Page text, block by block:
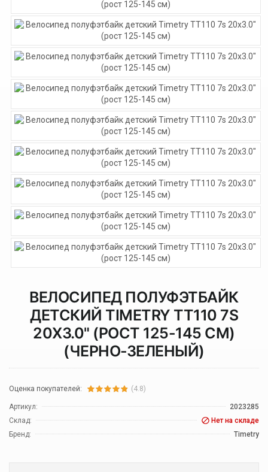
ВЕЛОСИПЕД ПОЛУФЭТБАЙК
ДЕТСКИЙ TIMETRY TT110 7S
20Х3.0" (РОСТ 125-145 СМ)
(ЧЕРНО-ЗЕЛЕНЫЙ)
Оценка покупателей: (4.8)
Артикул:
2023285
Склад:
Нет на складе
Бренд:
Timetry